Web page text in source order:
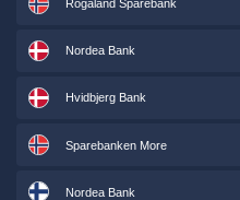
Rogaland Sparebank
Nordea Bank
Hvidbjerg Bank
Sparebanken More
Nordea Bank